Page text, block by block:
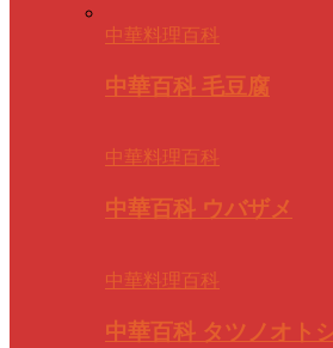
中華料理百科
中華百科 毛豆腐
中華料理百科
中華百科 ウバザメ
中華料理百科
中華百科 タツノオト